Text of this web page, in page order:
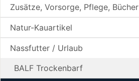
Zusätze, Vorsorge, Pflege, Bücher
Natur-Kauartikel
Nassfutter / Urlaub
BALF Trockenbarf